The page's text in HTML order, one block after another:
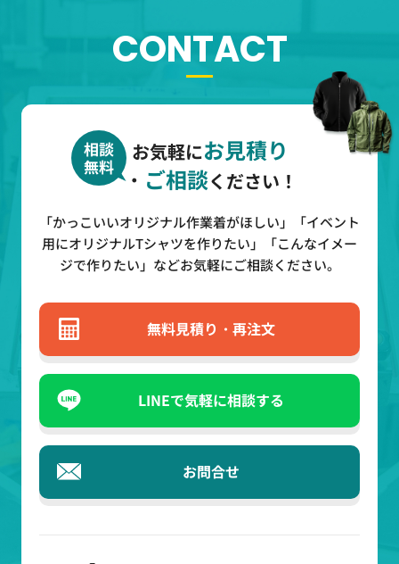
CONTACT
相談
無料
お気軽にお見積り
・ ご相談ください！
「かっこいいオリジナル作業着がほしい」「イベント
用にオリジナルTシャツを作りたい」
「こんなイメー
ジで作りたい」などお気軽にご相談ください。
無料見積り・再注文
LINEで気軽に相談する
お問合せ